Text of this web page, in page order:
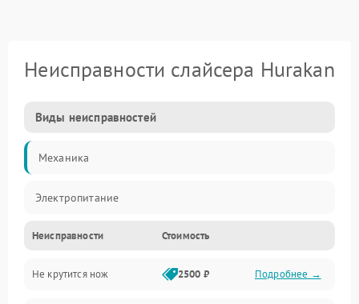
Неисправности слайсера Hurakan
Виды неисправностей
Механика
Электропитание
Неисправности Стоимость
Не крутится нож 2500 ₽ Подробнее →